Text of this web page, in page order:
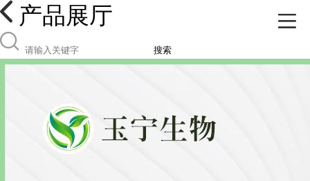
产品展厅
搜索